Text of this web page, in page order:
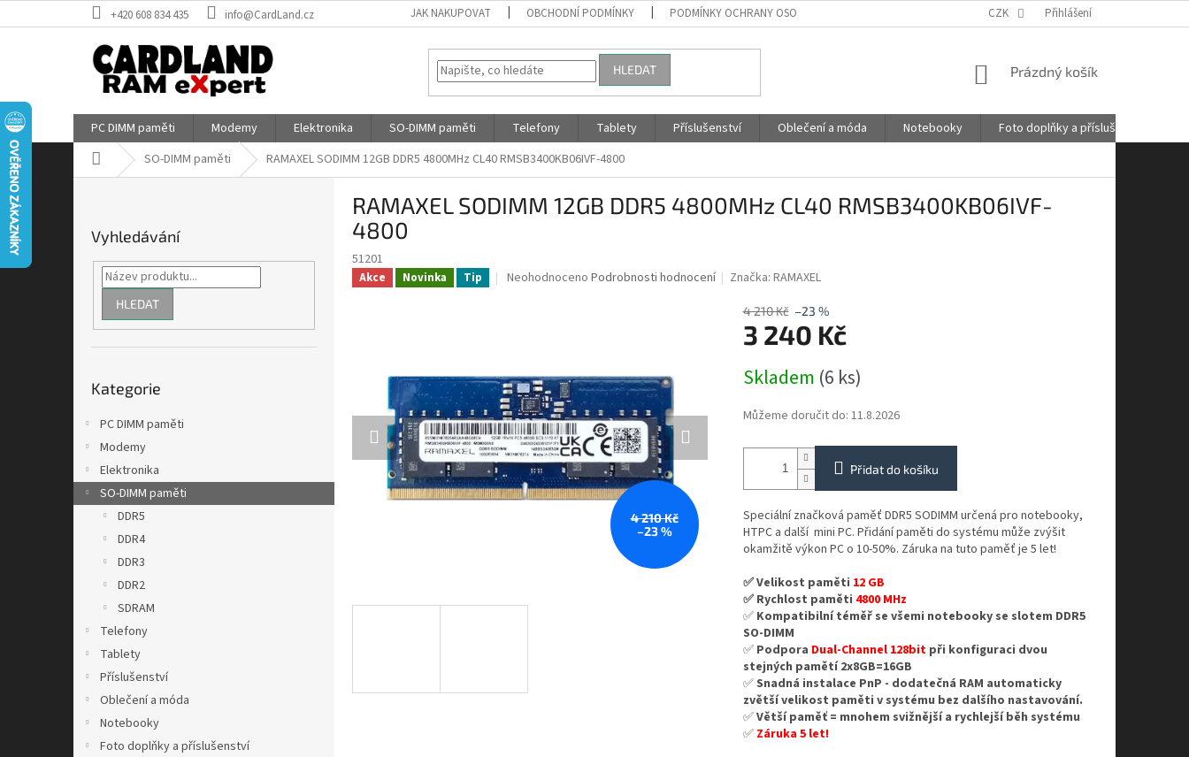
na
+420 608 834 435 info@CardLand.cz JAK NAKUPOVAT OBCHODNÍ PODMÍNKY PODMÍNKY OCHRANY OSOBNÍCH ÚDAJŮ POŠTOVNÉ KONTAKTY
CZK Přihlášení
HLEDAT
NÁKUPNÍ
Prázdný košík
PC DIMM paměti Modemy Elektronika SO-DIMM paměti Telefony Tablety Příslušenství Oblečení a móda Notebooky Foto doplňky a příslušenství
Domů SO-DIMM paměti RAMAXEL SODIMM 12GB DDR5 4800MHz CL40 RMSB3400KB06IVF-4800
Vyhledávání
HLEDAT
kategorie
Kategorie
PC DIMM paměti
Modemy
Elektronika
SO-DIMM paměti
DDR5
DDR4
DDR3
DDR2
SDRAM
Telefony
Tablety
Příslušenství
Oblečení a móda
Notebooky
Foto doplňky a příslušenství
RAMAXEL SODIMM 12GB DDR5 4800MHz CL40 RMSB3400KB06IVF-
4800
51201
Akce Novinka Tip
Průměrné
5
hvězdiček.
Neohodnoceno Podrobnosti hodnocení Značka:RAMAXEL
4 210 Kč
–23 %
4 210 Kč –23 %
3 240 Kč
cena:
Skladem (6 ks)
Můžeme doručit do: 11.8.2026
Přidat do košíku
Speciální značková paměť DDR5 SODIMM určená pro notebooky,
HTPC a další mini PC. Přidání paměti do systému může zvýšit
okamžitě výkon PC o 10-50%. Záruka na tuto paměť je 5 let!
✅ Velikost paměti 12 GB
✅ Rychlost paměti 4800 MHz
✅ Kompatibilní téměř se všemi notebooky se slotem DDR5
SO-DIMM
✅ Podpora Dual-Channel 128bitpři konfiguraci dvou
stejných pamětí 2x8GB=16GB
✅Snadná instalace PnP - dodatečná RAM automaticky
zvětší velikost paměti v systému bez dalšího nastavování.
✅Větší paměť = mnohem svižnější a rychlejší běh systému
✅Záruka 5 let!